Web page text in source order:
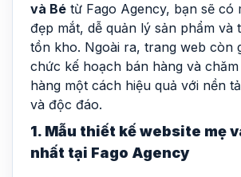
và Bé từ Fago Agency, bạn sẽ có
đẹp mắt, dễ quản lý sản phẩm và
tồn kho. Ngoài ra, trang web còn
chức kế hoạch bán hàng và
hàng một cách hiệu quả với nền
và độc đáo.
1. Mẫu thiết kế website mẹ
nhất tại Fago Agency